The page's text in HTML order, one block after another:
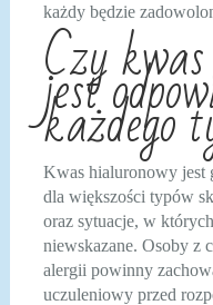
każdy będzie
Czy
jest
każdego
Kwas hialuronowy jest
dla większości typów
oraz sytuacje, w
niewskazane. Osoby z
alergii powinny
uczuleniowy przed